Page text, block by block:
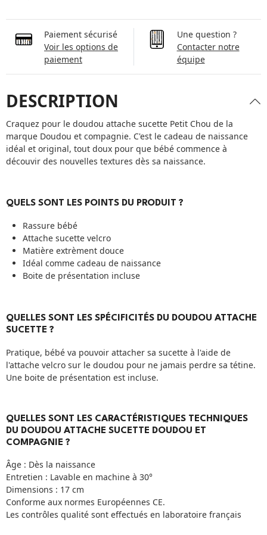
Paiement sécurisé
Voir les options de
paiement
Une question ?
Contacter notre
équipe
DESCRIPTION
Craquez pour le doudou attache sucette Petit Chou de la
marque Doudou et compagnie. C'est le cadeau de naissance
idéal et original, tout doux pour que bébé commence à
découvir des nouvelles textures dès sa naissance.
QUELS SONT LES POINTS DU PRODUIT ?
Rassure bébé
Attache sucette velcro
Matière extrèment douce
Idéal comme cadeau de naissance
Boite de présentation incluse
QUELLES SONT LES SPÉCIFICITÉS DU DOUDOU ATTACHE
SUCETTE ?
Pratique, bébé va pouvoir attacher sa sucette à l'aide de
l'attache velcro sur le doudou pour ne jamais perdre sa tétine.
Une boite de présentation est incluse.
QUELLES SONT LES CARACTÉRISTIQUES TECHNIQUES
DU DOUDOU ATTACHE SUCETTE DOUDOU ET
COMPAGNIE ?
Âge : Dès la naissance
Entretien : Lavable en machine à 30°
Dimensions : 17 cm
Conforme aux normes Européennes CE.
Les contrôles qualité sont effectués en laboratoire français